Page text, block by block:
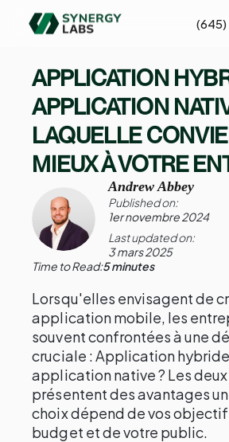
APPLICATION
APPLICATION
LAQUELLE
MIEUX À VOTRE
Andrew Abbey
Published on:
1er novembre 2024
Last updated on:
3 mars 2025
Time to Read:5 minutes
Lorsqu'elles envisagent de
application mobile, les
souvent confrontées à une
cruciale : Application
application native ? Les
présentent des avantages
choix dépend de vos
budget et de votre public.